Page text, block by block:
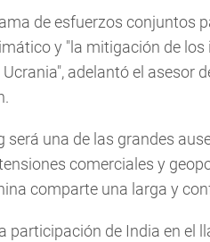
de esfuerzos conjuntos
y "la mitigación de
adelantó el asesor
será una de las grandes
comerciales y
comparte una larga y
participación de India en el